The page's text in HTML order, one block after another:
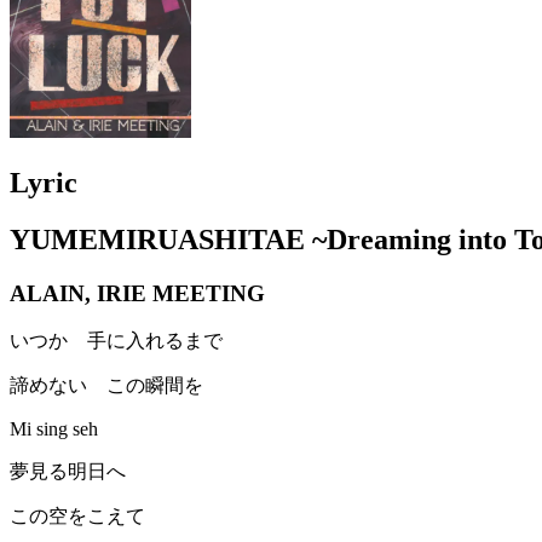
Lyric
YUMEMIRUASHITAE ~Dreaming into
ALAIN, IRIE MEETING
いつか 手に入れるまで
諦めない この瞬間を
Mi sing seh
夢見る明日へ
この空をこえて